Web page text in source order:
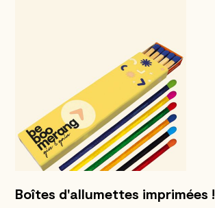
Boîtes d'allumettes imprimées !